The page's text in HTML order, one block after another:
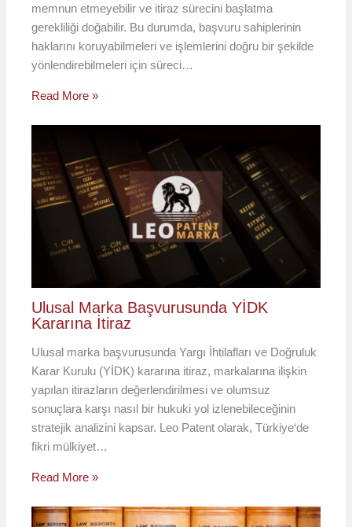
memnun etmeyebilir ve itiraz sürecini başlatma
gerekliliği doğabilir. Bu durumda, başvuru sahiplerinin
haklarını koruyabilmeleri ve işlemlerini doğru bir şekilde
yönlendirebilmeleri için süreci…
Read More »
Ulusal Marka Başvurusunda YİDK
Kararına İtiraz
Ulusal marka başvurusunda Yargı İhtilafları ve Doğruluk
Karar Kurulu (YİDK) kararına itiraz, markalarına ilişkin
yapılan itirazların değerlendirilmesi ve olumsuz
sonuçlara karşı nasıl bir hukuki yol izlenebileceğinin
stratejik analizini kapsar. Leo Patent olarak, Türkiye‘de
fikri mülkiyet…
Read More »